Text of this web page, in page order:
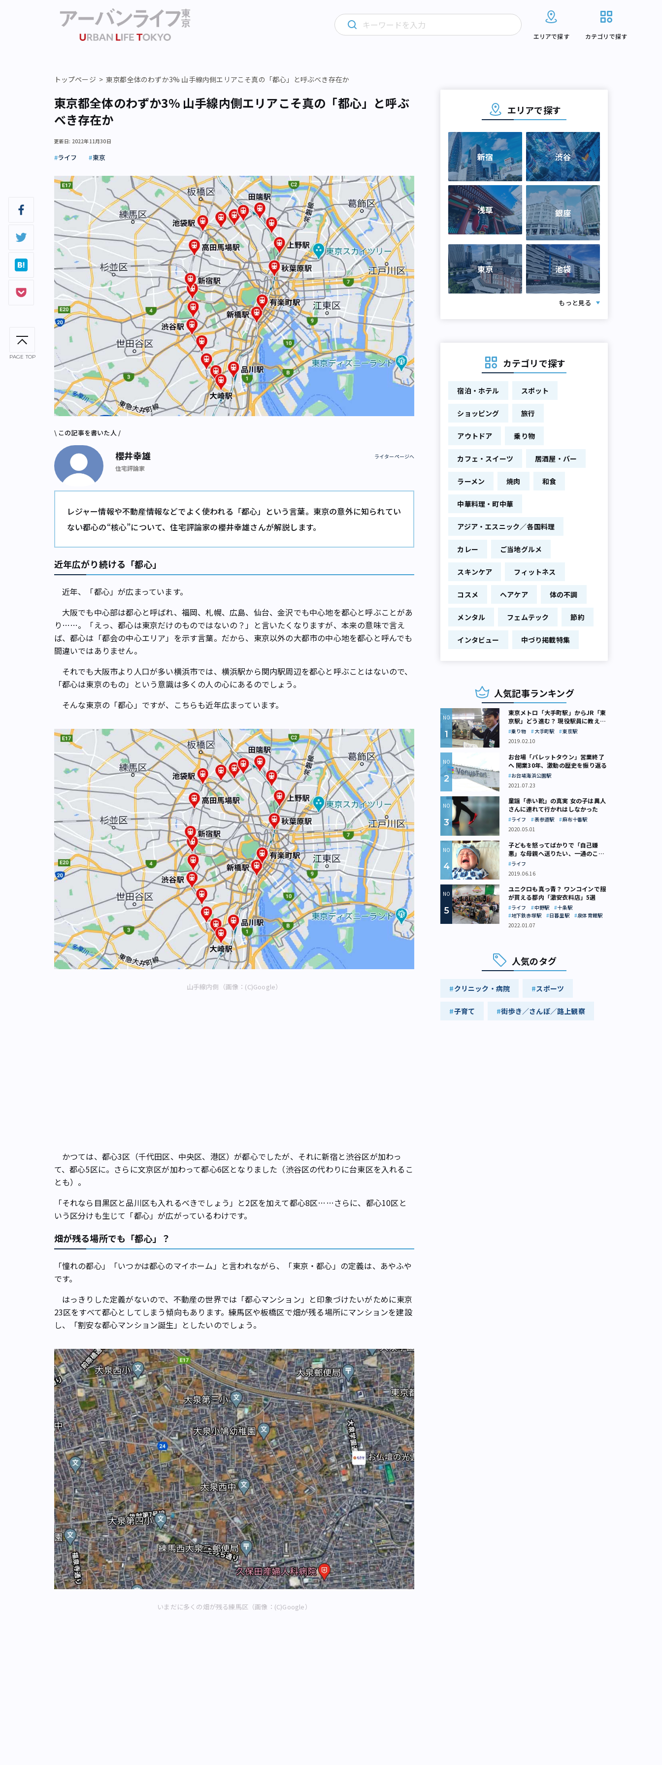
エリアで探す カテゴリで探す
PAGE TOP
トップページ 東京都全体のわずか3% 山手線内側エリアこそ真の「都心」と呼ぶべき存在か
東京都全体のわずか3% 山手線内側エリアこそ真の「都心」と呼ぶ
べき存在か
更新日: 2022年11月30日
ライフ 東京
\ この記事を書いた人 /
櫻井幸雄
住宅評論家
ライターページへ
レジャー情報や不動産情報などでよく使われる「都心」という言葉。東京の意外に知られてい
ない都心の“核心”について、住宅評論家の櫻井幸雄さんが解説します。
近年広がり続ける「都心」
近年、「都心」が広まっています。
大阪でも中心部は都心と呼ばれ、福岡、札幌、広島、仙台、金沢でも中心地を都心と呼ぶことがあ
り……。「えっ、都心は東京だけのものではないの？」と言いたくなりますが、本来の意味で言え
ば、都心は「都会の中心エリア」を示す言葉。だから、東京以外の大都市の中心地を都心と呼んでも
間違いではありません。
それでも大阪市より人口が多い横浜市では、横浜駅から関内駅周辺を都心と呼ぶことはないので、
「都心は東京のもの」という意識は多くの人の心にあるのでしょう。
そんな東京の「都心」ですが、こちらも近年広まっています。
山手線内側（画像：(C)Google）
かつては、都心3区（千代田区、中央区、港区）が都心でしたが、それに新宿と渋谷区が加わっ
て、都心5区に。さらに文京区が加わって都心6区となりました（渋谷区の代わりに台東区を入れるこ
とも）。
「それなら目黒区と品川区も入れるべきでしょう」と2区を加えて都心8区……さらに、都心10区と
いう区分けも生じて「都心」が広がっているわけです。
畑が残る場所でも「都心」？
「憧れの都心」「いつかは都心のマイホーム」と言われながら、「東京・都心」の定義は、あやふや
です。
はっきりした定義がないので、不動産の世界では「都心マンション」と印象づけたいがために東京
23区をすべて都心としてしまう傾向もあります。練馬区や板橋区で畑が残る場所にマンションを建設
し、「割安な都心マンション誕生」としたいのでしょう。
いまだに多くの畑が残る練馬区（画像：(C)Google）
エリアで探す
新宿 渋谷
浅草 銀座
東京 池袋
もっと見る
カテゴリで探す
宿泊・ホテル スポット
ショッピング 旅行
アウトドア 乗り物
カフェ・スイーツ 居酒屋・バー
ラーメン 焼肉 和食
中華料理・町中華
アジア・エスニック／各国料理
カレー ご当地グルメ
スキンケア フィットネス
コスメ ヘアケア 体の不調
メンタル フェムテック 節約
インタビュー 中づり掲載特集
人気記事ランキング
東京メトロ「大手町駅」からJR「東
京駅」どう進む？ 現役駅員に教えて
もらいました
乗り物 大手町駅
東京駅
2019.02.10
お台場「パレットタウン」営業終了
へ 開業30年、激動の歴史を振り返る
お台場海浜公園駅
2021.07.23
童謡「赤い靴」の真実 女の子は異人
さんに連れて行かれはしなかった
ライフ 表参道駅
麻布十番駅
2020.05.01
子どもを怒ってばかりで「自己嫌
悪」な母親へ送りたい、一通のここ
ろの処方箋
ライフ
2019.06.16
ユニクロも真っ青？ ワンコインで服
が買える都内「激安衣料店」5選
ライフ 中野駅
十条駅
地下鉄赤塚駅
日暮里駅
泉体育館駅
2022.01.07
人気のタグ
クリニック・病院 スポーツ
子育て 街歩き／さんぽ／路上観察